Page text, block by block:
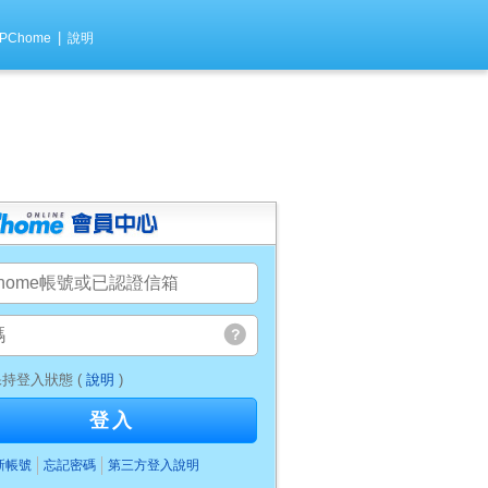
說明
登入狀態 ( 說明 )
登入
帳號 忘記密碼 第三方登入說明